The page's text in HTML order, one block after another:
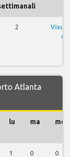
2
Atlanta
lu ma me
1 0 0